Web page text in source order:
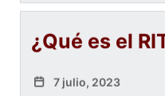
¿Qué es el
7 julio, 2023